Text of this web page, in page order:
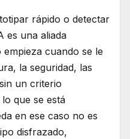
rápido o detectar
es una aliada
cuando se le
la seguridad, las
un criterio
que se está
en ese caso no es
disfrazado,